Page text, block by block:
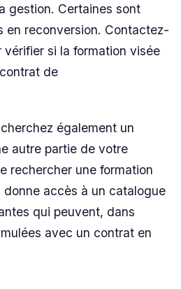
gestion. Certaines sont
en reconversion. Contactez-
si la formation visée
de
également un
autre partie de votre
rechercher une formation
donne accès à un catalogue
qui peuvent, dans
avec un contrat en